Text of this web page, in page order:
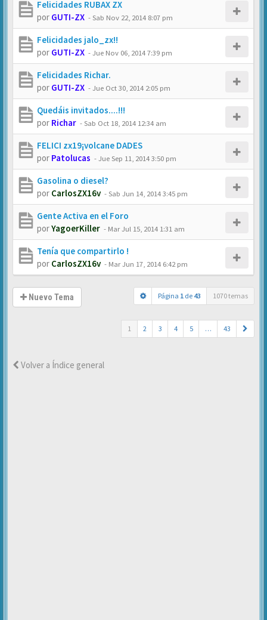
Felicidades RUBAX ZX
por GUTI-ZX -Sab Nov 22, 2014 8:07 pm
Felicidades jalo_zx!!
por GUTI-ZX -Jue Nov 06, 2014 7:39 pm
Felicidades Richar.
por GUTI-ZX -Jue Oct 30, 2014 2:05 pm
Quedáis invitados....!!!
por Richar -Sab Oct 18, 2014 12:34 am
FELICI zx19¡volcane DADES
por Patolucas -Jue Sep 11, 2014 3:50 pm
Gasolina o diesel?
por CarlosZX16v -Sab Jun 14, 2014 3:45 pm
Gente Activa en el Foro
porYagoerKiller - Mar Jul 15, 2014 1:31 am
Tenía que compartirlo !
por CarlosZX16v - Mar Jun 17, 2014 6:42 pm
Nuevo Tema Página 1 de 43 1070 temas
1 2 3 4 5 … 43
Volver a Índice general